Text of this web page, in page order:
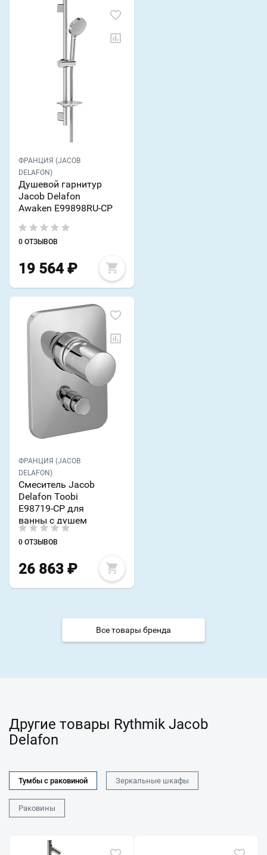
ФРАНЦИЯ (JACOB
DELAFON)
Душевой гарнитур
Jacob Delafon
Awaken E99898RU-CP
0 ОТЗЫВОВ
19 564 ₽
ФРАНЦИЯ (JACOB
DELAFON)
Смеситель Jacob
Delafon Toobi
E98719-CP для
ванны с душем
0 ОТЗЫВОВ
26 863 ₽
Все товары бренда
Другие товары Rythmik Jacob
Delafon
Тумбы с раковиной Зеркальные шкафы
Раковины